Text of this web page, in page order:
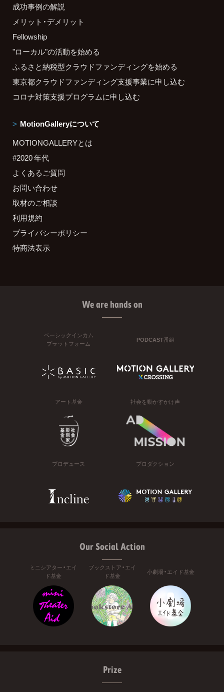
成功事例の解説
メリット・デメリット
Fellowship
"ローカル"の活動を始める
ふるさと納税型クラウドファンディングを始める
東京都クラウドファンディング支援事業に申し込む
コロナ対策支援プログラムに申し込む
MotionGalleryについて
MOTIONGALLERYとは
#2020 年代
よくあるご質問
お問い合わせ
取材のご相談
利用規約
プライバシーポリシー
特商法表示
We are hands on
ベーシックインカム
プラットフォーム
PODCAST番組
アート基金 社会を動かすかけ声
プロデュース プロダクション
Our Social Action
ミニシアター・エイ
ド基金
ブックストア・エイ
ド基金
小劇場・エイド基金
Prize